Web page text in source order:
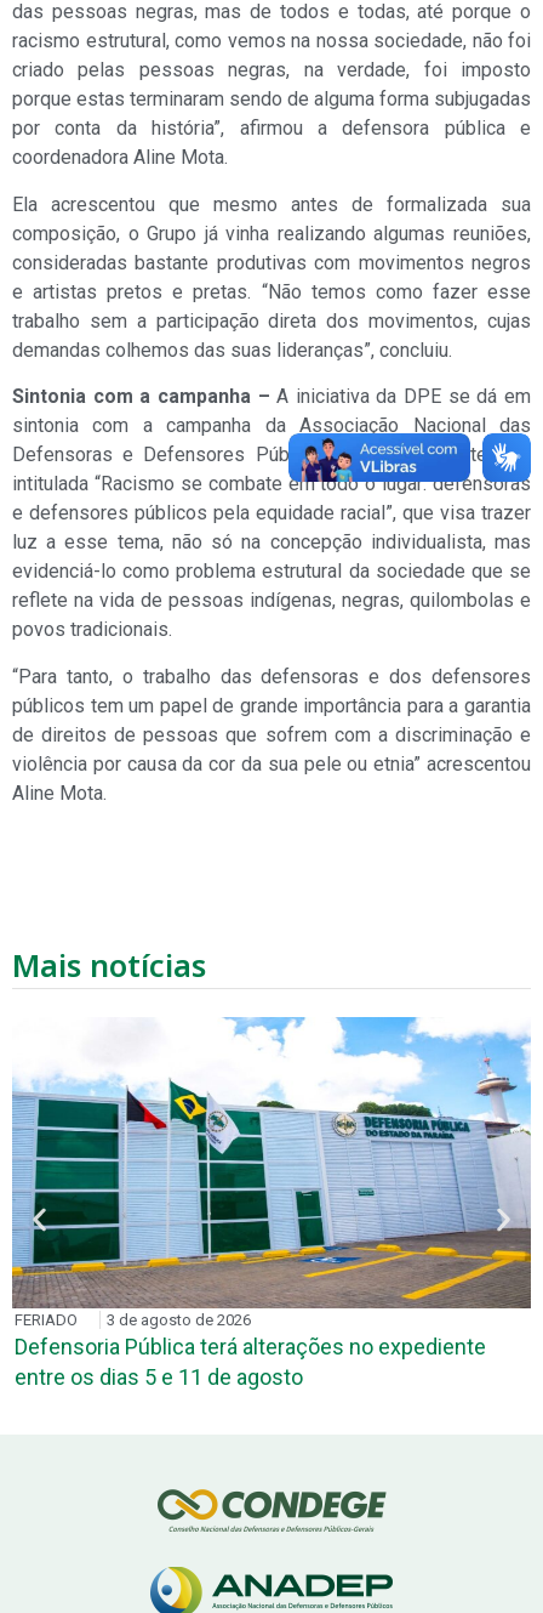
das pessoas negras, mas de todos e todas, até porque o
racismo estrutural, como vemos na nossa sociedade, não foi
criado pelas pessoas negras, na verdade, foi imposto
porque estas terminaram sendo de alguma forma subjugadas
por conta da história”, afirmou a defensora pública e
coordenadora Aline Mota.
Ela acrescentou que mesmo antes de formalizada sua
composição, o Grupo já vinha realizando algumas reuniões,
consideradas bastante produtivas com movimentos negros
e artistas pretos e pretas. “Não temos como fazer esse
trabalho sem a participação direta dos movimentos, cujas
demandas colhemos das suas lideranças”, concluiu.
Sintonia com a campanha –A iniciativa da DPE se dá em
sintonia com a campanha da Associação Nacional das
Defensoras e Defensores Públicos (ANADEP) deste ano,
intitulada “Racismo se combate em todo o lugar: defensoras
e defensores públicos pela equidade racial”, que visa trazer
luz a esse tema, não só na concepção individualista, mas
evidenciá-lo como problema estrutural da sociedade que se
reflete na vida de pessoas indígenas, negras, quilombolas e
povos tradicionais.
“Para tanto, o trabalho das defensoras e dos defensores
públicos tem um papel de grande importância para a garantia
de direitos de pessoas que sofrem com a discriminação e
violência por causa da cor da sua pele ou etnia” acrescentou
Aline Mota.
Mais notícias
FERIADO 3 de agosto de 2026
Defensoria Pública terá alterações no expediente
entre os dias 5 e 11 de agosto